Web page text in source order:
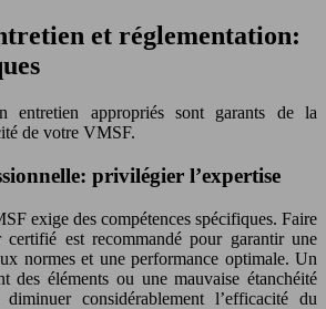
et réglementation:
entretien appropriés sont garants de la
de votre VMSF.
privilégier l’expertise
exige des compétences spécifiques. Faire
est recommandé pour garantir une
normes et une performance optimale. Un
des éléments ou une mauvaise étanchéité
considérablement l’efficacité du